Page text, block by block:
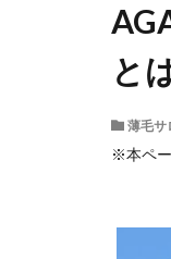
と
薄毛サ
※本ペ